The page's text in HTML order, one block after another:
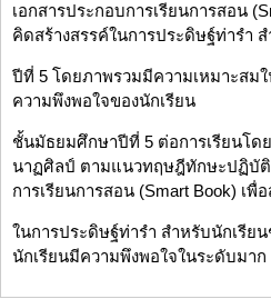
เอกสารประกอบการเรียนการสอน
คิดสร้างสรรค์ในการประดิษฐ์ท่ารำ
ปีที่ 5 โดยภาพรวมมีความเหมาะสม
ความพึงพอใจของนักเรียน
ชั้นมัธยมศึกษาปีที่ 5 ต่อการเรียนโด
นาฏศิลป์ ตามแนวทฤษฎีทักษะปฏิบัติ
การเรียนการสอน (Smart Book) เพื่
ในการประดิษฐ์ท่ารำ สำหรับนักเรี
นักเรียนมีความพึงพอใจในระดับมาก